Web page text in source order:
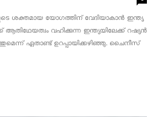
ശക്തമായ യോഗത്തിന് വേദിയാകാൻ ഇന്ത്യ
ആതിഥേയത്വം വഹിക്കുന്ന ഇന്ത്യയിലേക്ക് റഷ്യൻ
ഏതാണ്ട് ഉറപ്പായിക്കഴിഞ്ഞു. ചൈനീസ്